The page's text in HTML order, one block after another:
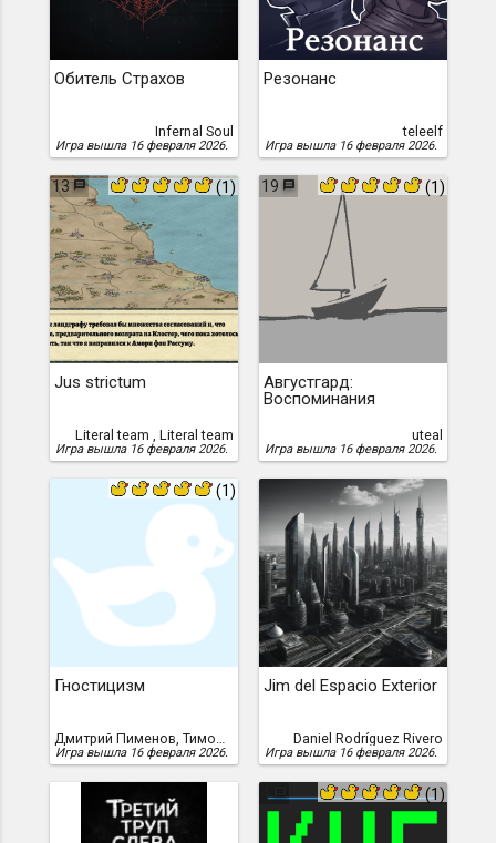
Обитель Страхов
Infernal Soul
Игра вышла 16 февраля 2026.
Резонанс
teleelf
Игра вышла 16 февраля 2026.
13 (1)
Jus strictum
Literal team , Literal team
Игра вышла 16 февраля 2026.
19 (1)
Августгард:
Воспоминания
uteal
Игра вышла 16 февраля 2026.
(1)
Гностицизм
Дмитрий Пименов, Тимофей Усиков
Игра вышла 16 февраля 2026.
Jim del Espacio Exterior
Daniel Rodríguez Rivero
Игра вышла 16 февраля 2026.
(1)